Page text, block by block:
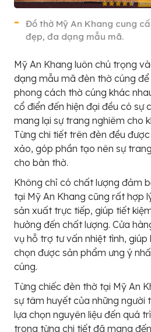
Đồ thờ Mỹ An Khang cung
đẹp, đa dạng mẫu mã.
Mỹ An Khang luôn chú trọng
dạng mẫu mã đèn thờ cúng để
phong cách thờ cúng khác
cổ điển đến hiện đại đều có sự
mang lại sự trang nghiêm cho
Từng chi tiết trên đèn đều
xảo, góp phần tạo nên sự
cho bàn thờ.
Không chỉ có chất lượng đảm
tại Mỹ An Khang cũng rất hợp
sản xuất trực tiếp, giúp tiết
hưởng đến chất lượng. Cửa
vụ hỗ trợ tư vấn nhiệt tình,
chọn được sản phẩm ưng ý
cúng.
Từng chiếc đèn thờ tại Mỹ An
sự tâm huyết của những người
lựa chọn nguyên liệu đến quá
trong từng chi tiết đã mang